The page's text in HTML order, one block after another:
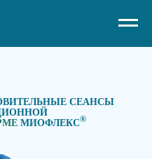
СЕАНСЫ
МИОФЛЕКС®